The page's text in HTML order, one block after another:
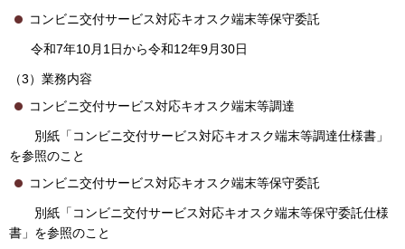
コンビニ交付サービス対応キオスク端末等保守委託
令和7年10月1日から令和12年9月30日
（3）業務内容
コンビニ交付サービス対応キオスク端末等調達
別紙「コンビニ交付サービス対応キオスク端末等調達仕様書」
を参照のこと
コンビニ交付サービス対応キオスク端末等保守委託
別紙「コンビニ交付サービス対応キオスク端末等保守委託仕様
書」を参照のこと